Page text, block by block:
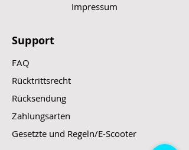
Impressum
Support
FAQ
Rücktrittsrecht
Rücksendung
Zahlungsarten
Gesetzte und Regeln/E-Scooter